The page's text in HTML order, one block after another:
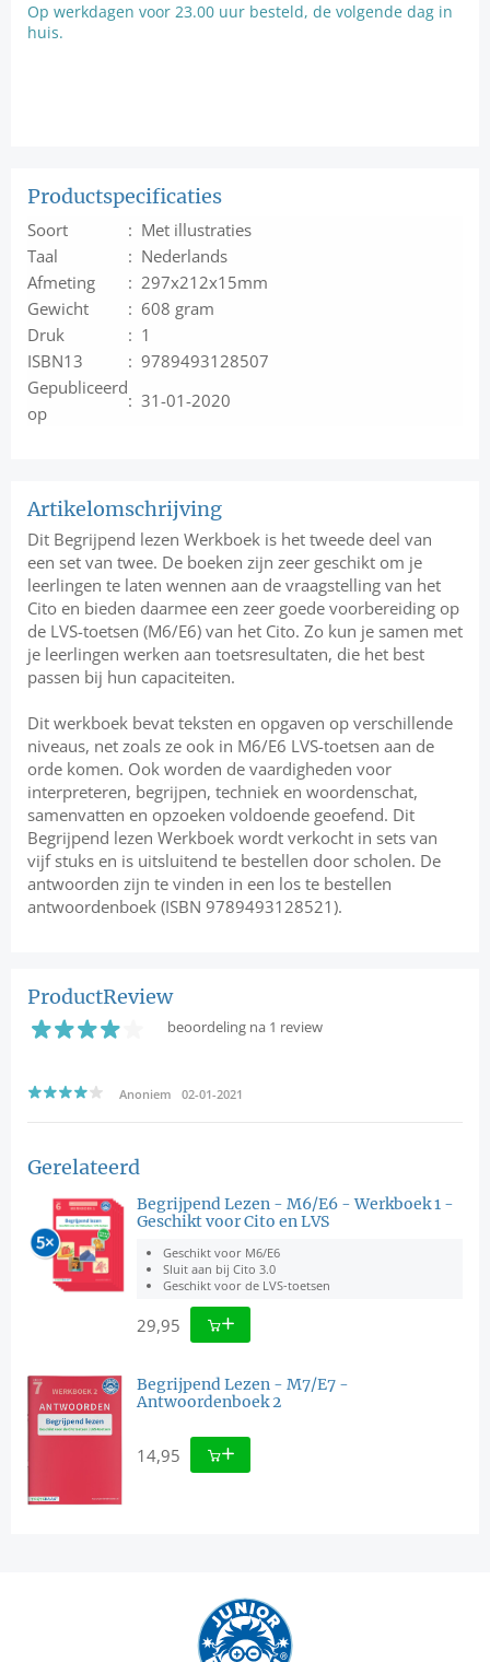
Op werkdagen voor 23.00 uur besteld, de volgende dag in
huis.
Productspecificaties
Soort
: Met illustraties
Taal
: Nederlands
Afmeting
: 297x212x15mm
Gewicht
: 608 gram
Druk
: 1
ISBN13
: 9789493128507
Gepubliceerd
op
: 31-01-2020
Artikelomschrijving
Dit Begrijpend lezen Werkboek is het tweede deel van
een set van twee. De boeken zijn zeer geschikt om je
leerlingen te laten wennen aan de vraagstelling van het
Cito en bieden daarmee een zeer goede voorbereiding op
de LVS-toetsen (M6/E6) van het Cito. Zo kun je samen met
je leerlingen werken aan toetsresultaten, die het best
passen bij hun capaciteiten.
Dit werkboek bevat teksten en opgaven op verschillende
niveaus, net zoals ze ook in M6/E6 LVS-toetsen aan de
orde komen. Ook worden de vaardigheden voor
interpreteren, begrijpen, techniek en woordenschat,
samenvatten en opzoeken voldoende geoefend. Dit
Begrijpend lezen Werkboek wordt verkocht in sets van
vijf stuks en is uitsluitend te bestellen door scholen. De
antwoorden zijn te vinden in een los te bestellen
antwoordenboek (ISBN 9789493128521).
ProductReview
beoordeling na 1 review
Anoniem 02-01-2021
Gerelateerd
Begrijpend Lezen - M6/E6 - Werkboek 1 -
Geschikt voor Cito en LVS
Geschikt voor M6/E6
Sluit aan bij Cito 3.0
Geschikt voor de LVS-toetsen
29,95
Begrijpend Lezen - M7/E7 -
Antwoordenboek 2
14,95